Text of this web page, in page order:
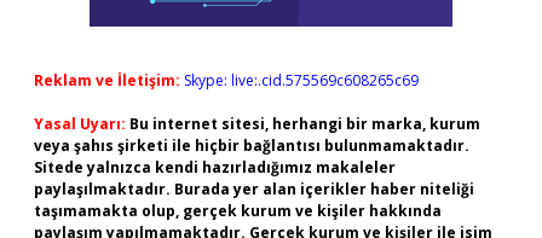
Reklam ve İletişim: Skype: live:.cid.575569c608265c69
Yasal Uyarı: Bu internet sitesi, herhangi bir marka, kurum
veya şahıs şirketi ile hiçbir bağlantısı bulunmamaktadır.
Sitede yalnızca kendi hazırladığımız makaleler
paylaşılmaktadır. Burada yer alan içerikler haber niteliği
taşımamakta olup, gerçek kurum ve kişiler hakkında
paylaşım yapılmamaktadır. Gerçek kurum ve kişiler ile isim